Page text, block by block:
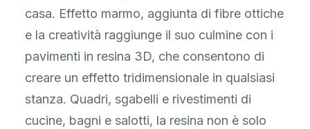
casa. Effetto marmo, aggiunta di fibre ottiche
e la creatività raggiunge il suo culmine con i
pavimenti in resina 3D, che consentono di
creare un effetto tridimensionale in qualsiasi
stanza. Quadri, sgabelli e rivestimenti di
cucine, bagni e salotti, la resina non è solo